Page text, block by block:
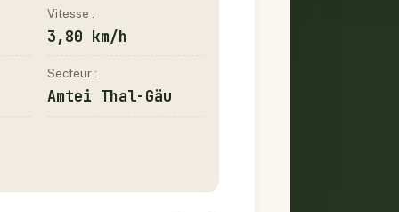
Vitesse :
3,80 km/h
Secteur :
Amtei Thal-Gäu